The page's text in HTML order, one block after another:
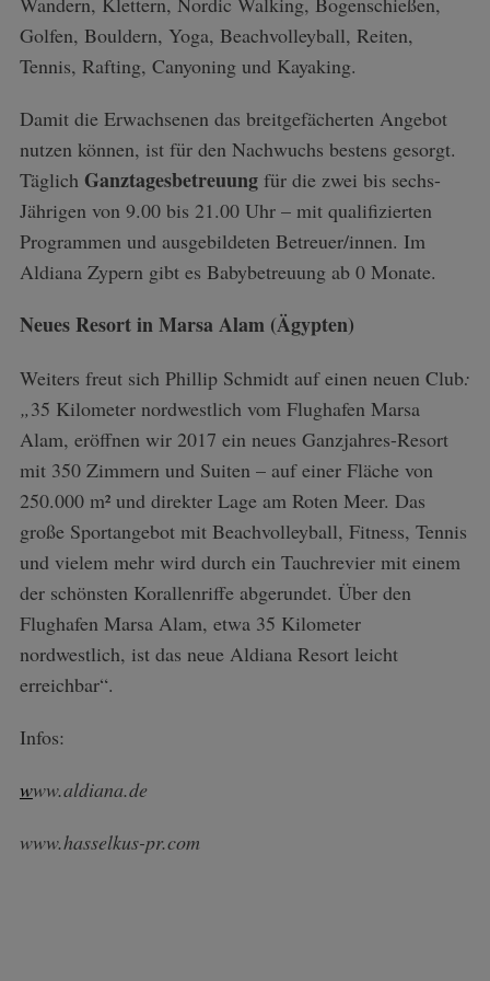
Golfen, Bouldern, Yoga, Beachvolleyball, Reiten,
Tennis, Rafting, Canyoning und Kayaking.
Damit die Erwachsenen das breitgefächerten Angebot
nutzen können, ist für den Nachwuchs bestens gesorgt.
Täglich Ganztagesbetreuungfür die zwei bis sechs-
Jährigen von 9.00 bis 21.00 Uhr – mit qualifizierten
Programmen und ausgebildeten Betreuer/innen. Im
Aldiana Zypern gibt es Babybetreuung ab 0 Monate.
Neues Resort in Marsa Alam(Ägypten)
Weiters freut sich Phillip Schmidt auf einen neuen Club:
„35 Kilometer nordwestlich vom Flughafen Marsa
Alam, eröffnen wir 2017 ein neues Ganzjahres-Resort
mit 350 Zimmern und Suiten – auf einer Fläche von
250.000 m² und direkter Lage am Roten Meer. Das
große Sportangebot mit Beachvolleyball, Fitness, Tennis
und vielem mehr wird durch ein Tauchrevier mit einem
der schönsten Korallenriffe abgerundet. Über den
Flughafen Marsa Alam, etwa 35 Kilometer
nordwestlich, ist das neue Aldiana Resort leicht
erreichbar“.
Infos:
www.aldiana.de
www.hasselkus-pr.com